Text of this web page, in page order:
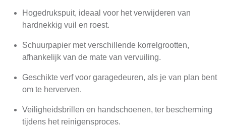
Hogedrukspuit, ideaal voor het verwijderen van
hardnekkig vuil en roest.
Schuurpapier met verschillende korrelgrootten,
afhankelijk van de mate van vervuiling.
Geschikte verf voor garagedeuren, als je van plan bent
om te herverven.
Veiligheidsbrillen en handschoenen, ter bescherming
tijdens het reinigensproces.